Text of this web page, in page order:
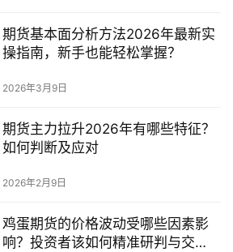
期货基本面分析方法2026年最新实
操指南，新手也能轻松掌握？
2026年3月9日
期货主力拉升2026年有哪些特征？
如何判断及应对
2026年2月9日
鸡蛋期货的价格波动受哪些因素影
响？投资者该如何精准研判与交